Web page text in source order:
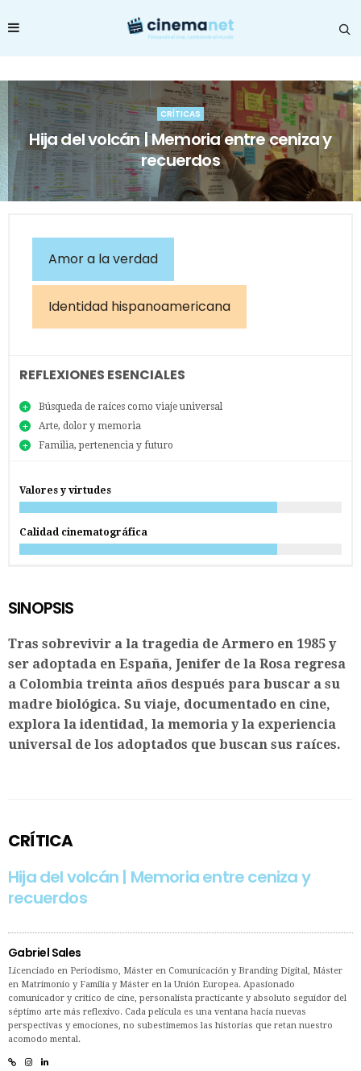
CRÍTICAS
Hija del volcán | Memoria entre ceniza y
recuerdos
Amor a la verdad
Identidad hispanoamericana
REFLEXIONES ESENCIALES
Búsqueda de raíces como viaje universal
Arte, dolor y memoria
Familia, pertenencia y futuro
Valores y virtudes
Calidad cinematográfica
SINOPSIS
Tras sobrevivir a la tragedia de Armero en 1985 y
ser adoptada en España, Jenifer de la Rosa regresa
a Colombia treinta años después para buscar a su
madre biológica. Su viaje, documentado en cine,
explora la identidad, la memoria y la experiencia
universal de los adoptados que buscan sus raíces.
CRÍTICA
Hija del volcán | Memoria entre ceniza y
recuerdos
Gabriel Sales
Licenciado en Periodismo, Máster en Comunicación y Branding Digital, Máster
en Matrimonio y Familia y Máster en la Unión Europea. Apasionado
comunicador y crítico de cine, personalista practicante y absoluto seguidor del
séptimo arte más reflexivo. Cada película es una ventana hacia nuevas
perspectivas y emociones, no subestimemos las historias que retan nuestro
acomodo mental.